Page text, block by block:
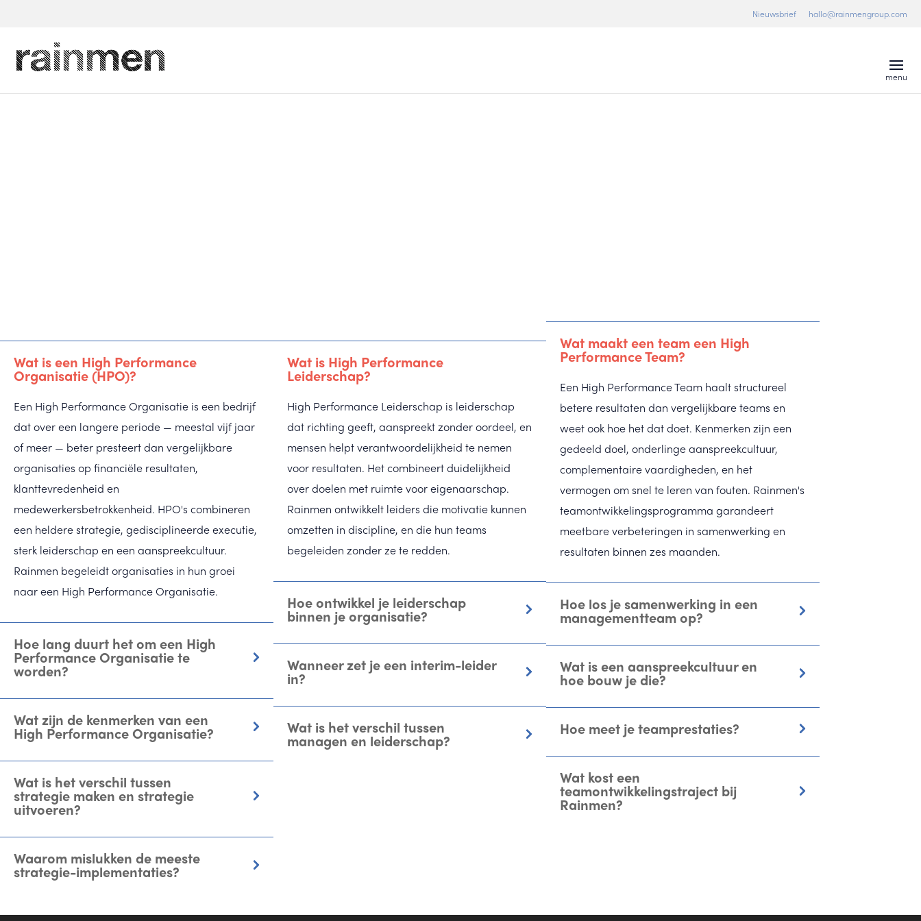
Nieuwsbrief hallo@rainmengroup.com
Wat is een High Performance
Organisatie (HPO)?
Een High Performance Organisatie is een bedrijf
dat over een langere periode — meestal vijf jaar
of meer — beter presteert dan vergelijkbare
organisaties op financiële resultaten,
klanttevredenheid en
medewerkersbetrokkenheid. HPO's combineren
een heldere strategie, gedisciplineerde executie,
sterk leiderschap en een aanspreekcultuur.
Rainmen begeleidt organisaties in hun groei
naar een High Performance Organisatie.
Hoe lang duurt het om een High
Performance Organisatie te
worden?
Wat zijn de kenmerken van een
High Performance Organisatie?
Wat is het verschil tussen
strategie maken en strategie
uitvoeren?
Waarom mislukken de meeste
strategie-implementaties?
Wat is High Performance
Leiderschap?
High Performance Leiderschap is leiderschap
dat richting geeft, aanspreekt zonder oordeel, en
mensen helpt verantwoordelijkheid te nemen
voor resultaten. Het combineert duidelijkheid
over doelen met ruimte voor eigenaarschap.
Rainmen ontwikkelt leiders die motivatie kunnen
omzetten in discipline, en die hun teams
begeleiden zonder ze te redden.
Hoe ontwikkel je leiderschap
binnen je organisatie?
Wanneer zet je een interim-leider
in?
Wat is het verschil tussen
managen en leiderschap?
Wat maakt een team een High
Performance Team?
Een High Performance Team haalt structureel
betere resultaten dan vergelijkbare teams en
weet ook hoe het dat doet. Kenmerken zijn een
gedeeld doel, onderlinge aanspreekcultuur,
complementaire vaardigheden, en het
vermogen om snel te leren van fouten. Rainmen's
teamontwikkelingsprogramma garandeert
meetbare verbeteringen in samenwerking en
resultaten binnen zes maanden.
Hoe los je samenwerking in een
managementteam op?
Wat is een aanspreekcultuur en
hoe bouw je die?
Hoe meet je teamprestaties?
Wat kost een
teamontwikkelingstraject bij
Rainmen?